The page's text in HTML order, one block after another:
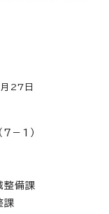
27 日
－1）
整備課
課